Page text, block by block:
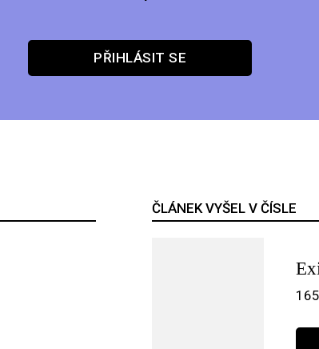
PŘIHLÁSIT SE
ČLÁNEK VYŠEL V ČÍSLE